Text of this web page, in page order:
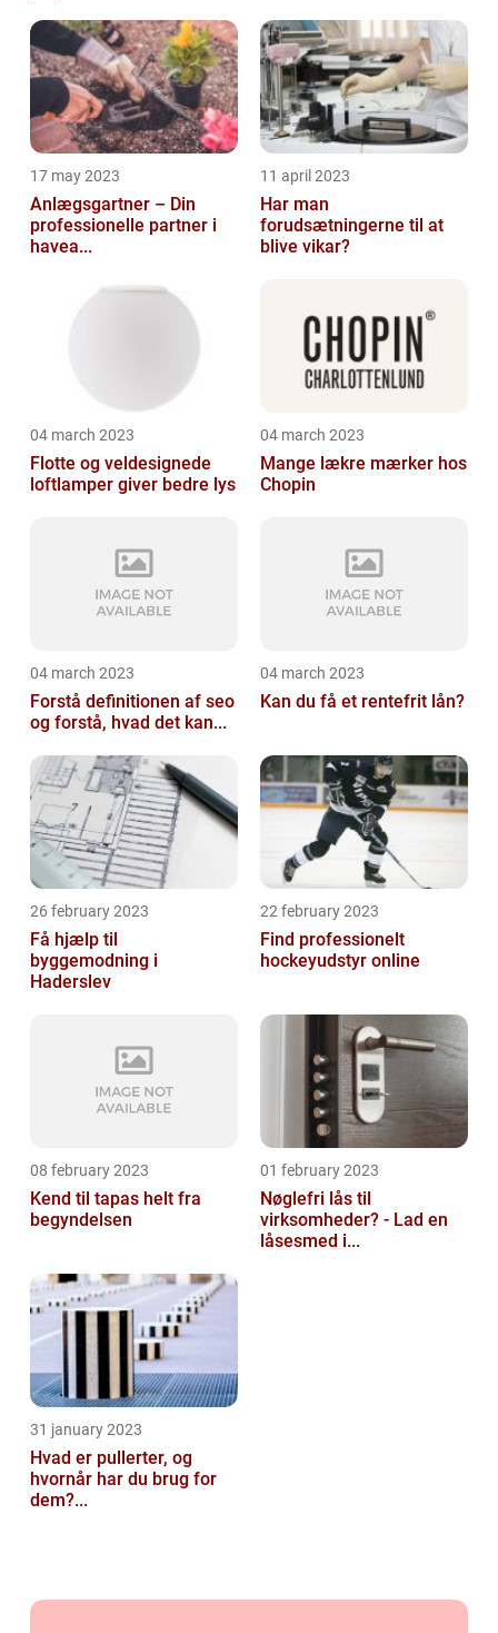
17 may 2023
Anlægsgartner – Din
professionelle partner i
havea...
11 april 2023
Har man
forudsætningerne til at
blive vikar?
04 march 2023
Flotte og veldesignede
loftlamper giver bedre lys
04 march 2023
Mange lækre mærker hos
Chopin
04 march 2023
Forstå definitionen af seo
og forstå, hvad det kan...
04 march 2023
Kan du få et rentefrit lån?
26 february 2023
Få hjælp til
byggemodning i
Haderslev
22 february 2023
Find professionelt
hockeyudstyr online
08 february 2023
Kend til tapas helt fra
begyndelsen
01 february 2023
Nøglefri lås til
virksomheder? - Lad en
låsesmed i...
31 january 2023
Hvad er pullerter, og
hvornår har du brug for
dem?...